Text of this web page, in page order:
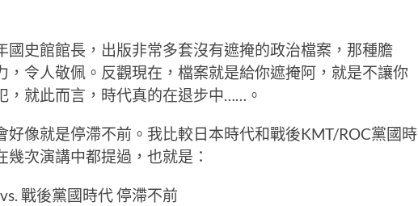
國史館館長，出版非常多套沒有遮掩的政治檔案，那種膽
，令人敬佩。反觀現在，檔案就是給你遮掩阿，就是不讓你
，就此而言，時代真的在退步中……。
好像就是停滯不前。我比較日本時代和戰後KMT/ROC黨國時
次演講中都提過，也就是：
戰後黨國時代 停滯不前